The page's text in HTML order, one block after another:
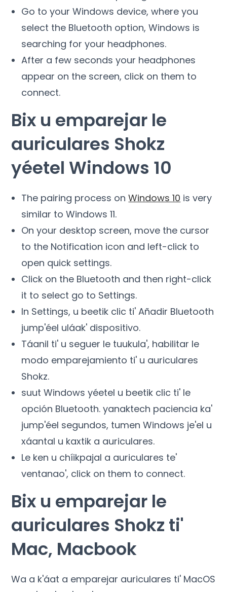
Go to your Windows device,where you
select the Bluetooth option,Windows is
searching for your headphones.
After a few seconds your headphones
appear on the screen, click on them to
connect.
Bix u emparejar le
auriculares Shokz
yéetel Windows 10
The pairing process on Windows 10 is very
similar to Windows 11.
On your desktop screen, move the cursor
to the Notification icon and left-click to
open quick settings.
Click on the Bluetooth and then right-click
it to select go to Settings.
In Settings, u beetik clic ti' Añadir Bluetooth
jump'éel uláak' dispositivo.
Táanil ti' u seguer le tuukula', habilitar le
modo emparejamiento ti' u auriculares
Shokz.
suut Windows yéetel u beetik clic ti' le
opción Bluetooth. yanaktech paciencia ka'
jump'éel segundos, tumen Windows je'el u
xáantal u kaxtik a auriculares.
Le ken u chíikpajal a auriculares te'
ventanao', click on them to connect.
Bix u emparejar le
auriculares Shokz ti'
Mac, Macbook
Wa a k'áat a emparejar auriculares ti' MacOS